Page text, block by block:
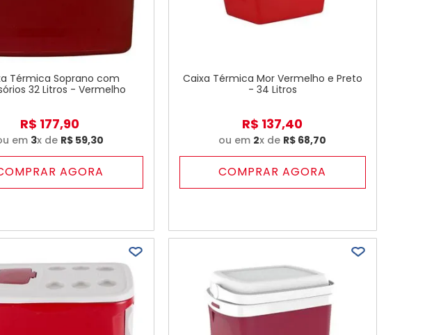
Térmica Soprano com
32 Litros - Vermelho
R$ 177,90
em 3x de R$ 59,30
AGORA
Caixa Térmica Mor Vermelho e Preto
- 34 Litros
R$ 137,40
ou em 2x de R$ 68,70
COMPRAR AGORA